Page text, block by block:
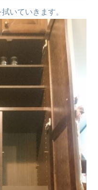
いていきます。